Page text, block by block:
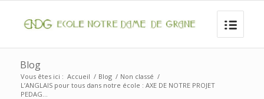
Blog
Vous êtes ici : Accueil / Blog / Non classé /
L’ANGLAIS pour tous dans notre école : AXE DE NOTRE PROJET
PEDAG...